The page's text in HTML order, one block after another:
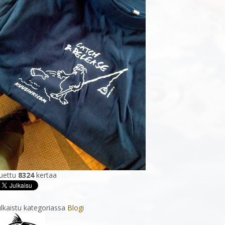
8324kertaa
kategoriassa Blogi